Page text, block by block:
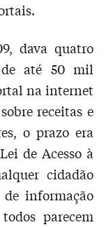
dava quatro
até 50 mil
na internet
receitas e
o prazo era
de Acesso à
cidadão
informação
parecem